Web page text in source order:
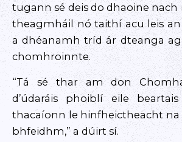
tugann sé deis do dhaoine nach
theagmháil nó taithí acu leis an
a dhéanamh tríd ár dteanga
chomhroinnte.
“Tá sé thar am don
d’údaráis phoiblí eile
thacaíonn le hinfheictheacht na
bhfeidhm,” a dúirt sí.